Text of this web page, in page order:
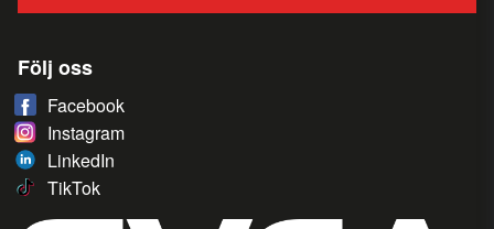
Följ oss
Facebook
Instagram
LinkedIn
TikTok